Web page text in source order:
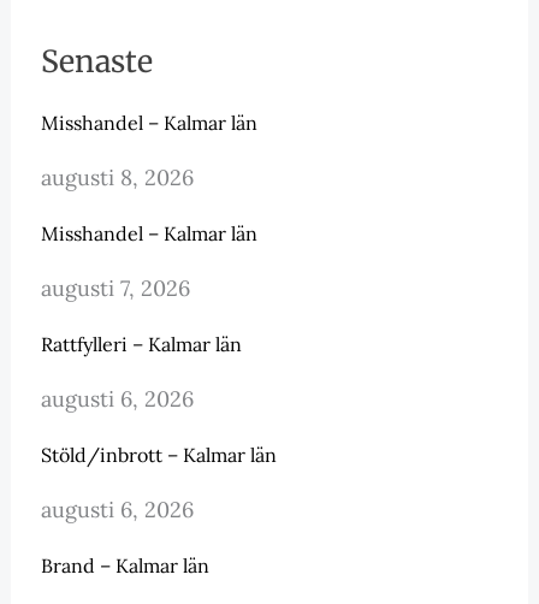
Senaste
Misshandel – Kalmar län
augusti 8, 2026
Misshandel – Kalmar län
augusti 7, 2026
Rattfylleri – Kalmar län
augusti 6, 2026
Stöld/inbrott – Kalmar län
augusti 6, 2026
Brand – Kalmar län